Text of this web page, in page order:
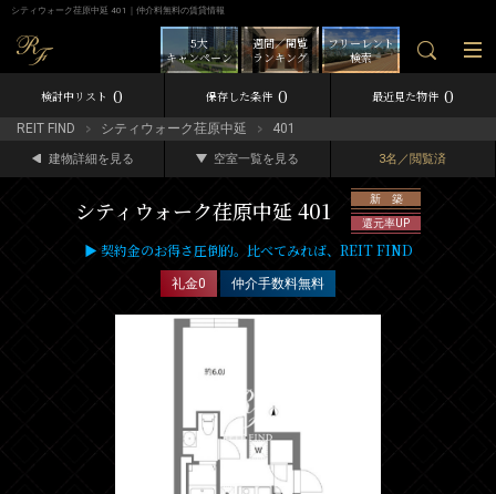
シティウォーク荏原中延 401｜仲介料無料の賃貸情報
フリーレント
検索
週間／閲覧
ランキング
5大
キャンペーン
検討中リスト 0 保存した条件 0 最近見た物件 0
REIT FIND シティウォーク荏原中延 401
建物詳細を見る 空室一覧を見る 3名／閲覧済
シティウォーク荏原中延 401
新 築
還元率UP
▶ 契約金のお得さ圧倒的。比べてみれば、REIT FIND
礼金0 仲介手数料無料